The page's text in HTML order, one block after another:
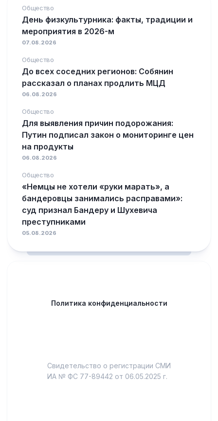
Общество
День физкультурника: факты, традиции и
мероприятия в 2026-м
07.08.2026
Общество
До всех соседних регионов: Собянин
рассказал о планах продлить МЦД
06.08.2026
Общество
Для выявления причин подорожания:
Путин подписал закон о мониторинге цен
на продукты
06.08.2026
Общество
«Немцы не хотели «руки марать», а
бандеровцы занимались расправами»:
суд признал Бандеру и Шухевича
преступниками
05.08.2026
Политика конфиденциальности
Свидетельство о регистрации СМИ
ИА № ФС 77-89442 от 06.05.2025 г.